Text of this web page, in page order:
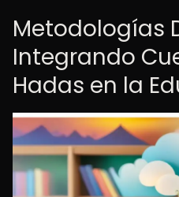
Metodologías
Integrando
Hadas en la